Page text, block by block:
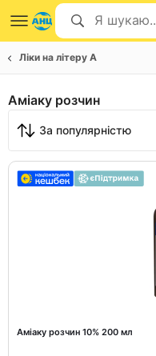
Ліки на літеру А
Аміаку розчин
За популярністю
Аміаку розчин 10% 200 мл